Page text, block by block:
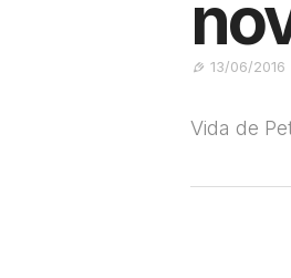
13/06/2016
Vida de